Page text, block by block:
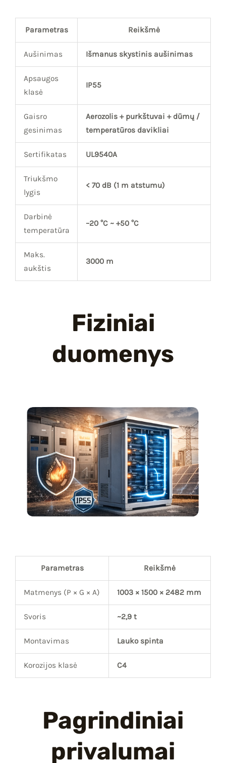
Parametras Reikšmė
Aušinimas Išmanus skystinis aušinimas
Apsaugos
klasė
IP55
Gaisro
gesinimas
Aerozolis + purkštuvai + dūmų /
temperatūros davikliai
Sertifikatas UL9540A
Triukšmo
lygis
< 70 dB (1 m atstumu)
Darbinė
temperatūra
–20 °C ~ +50 °C
Maks.
aukštis
3000 m
Fiziniai
duomenys
Parametras Reikšmė
Matmenys (P × G × A) 1003 × 1500 × 2482 mm
Svoris ~2,9 t
Montavimas Lauko spinta
Korozijos klasė C4
Pagrindiniai
privalumai